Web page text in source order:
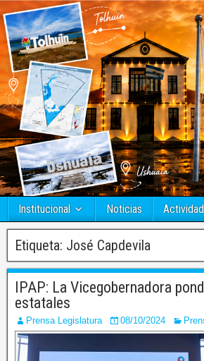
Institucional Noticias
Etiqueta: José Capdevila
IPAP: La Vicegobernadora
estatales
Prensa Legislatura 08/10/2024